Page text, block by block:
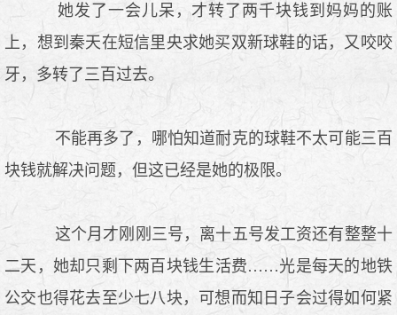
她发了一会儿呆，才转了两千块钱到妈妈的账
上，想到秦天在短信里央求她买双新球鞋的话，又咬咬
牙，多转了三百过去。
不能再多了，哪怕知道耐克的球鞋不太可能三百
块钱就解决问题，但这已经是她的极限。
这个月才刚刚三号，离十五号发工资还有整整十
二天，她却只剩下两百块钱生活费……光是每天的地铁
公交也得花去至少七八块，可想而知日子会过得如何紧